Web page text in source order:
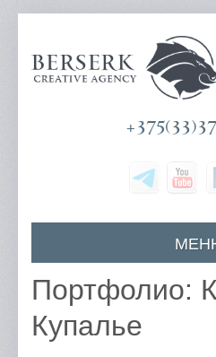
Главная
О компании
Наши услуги
Портфолио:
Купалье